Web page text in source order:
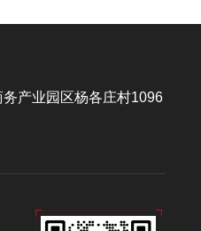
产业园区杨各庄村1096